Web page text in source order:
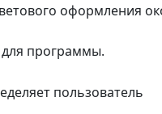
оформления
программы.
пользователь